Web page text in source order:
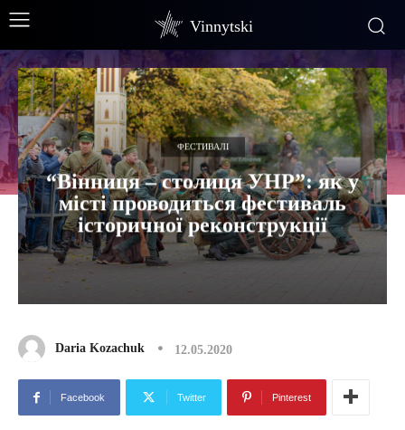
Vinnytski
ФЕСТИВАЛІ
“Вінниця – столиця УНР”: як у
місті проводиться фестиваль
історичної реконструкції
Daria Kozachuk 12.05.2020
Facebook Twitter Pinterest